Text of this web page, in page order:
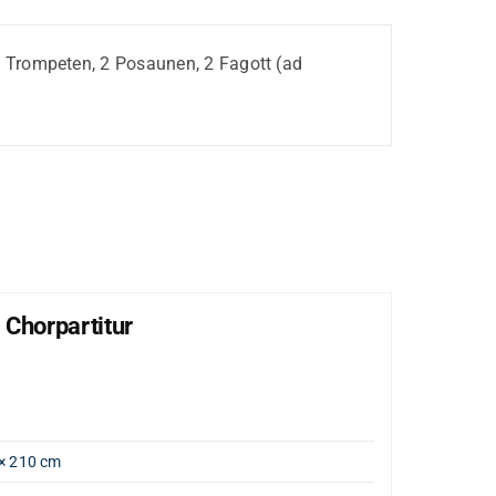
2 Posaunen, 2 Fagott (ad
Chorpartitur
210 cm